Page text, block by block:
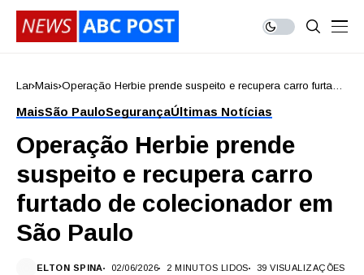
Lar Mais Operação Herbie prende suspeito e recupera carro furtado
MaisSão PauloSegurançaÚltimas Notícias
Operação Herbie prende
suspeito e recupera carro
furtado de colecionador em
São Paulo
ELTON SPINA 02/06/2026 2 MINUTOS LIDOS 39 VISUALIZAÇÕES